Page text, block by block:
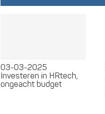
03-03-2025
Investeren in HRtech,
ongeacht budget